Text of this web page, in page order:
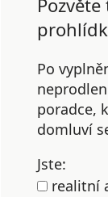
Po
poradce,
domluví
Jste:
realitní